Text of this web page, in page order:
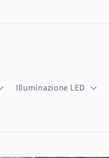
Illuminazione LED